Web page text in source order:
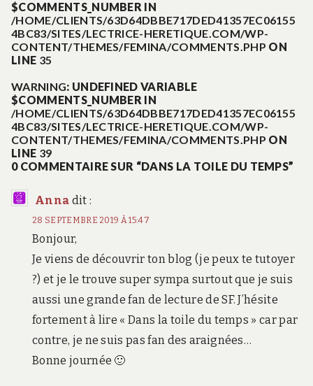
$COMMENTS_NUMBER IN
/HOME/CLIENTS/63D64DBBE717DED41357EC06155
4BC83/SITES/LECTRICE-HERETIQUE.COM/WP-
CONTENT/THEMES/FEMINA/COMMENTS.PHP ON
LINE 35
WARNING: UNDEFINED VARIABLE
$COMMENTS_NUMBER IN
/HOME/CLIENTS/63D64DBBE717DED41357EC06155
4BC83/SITES/LECTRICE-HERETIQUE.COM/WP-
CONTENT/THEMES/FEMINA/COMMENTS.PHP ON
LINE 39
0 COMMENTAIRE SUR “DANS LA TOILE DU TEMPS”
Anna dit :
28 SEPTEMBRE 2019 À 15:47
Bonjour,
Je viens de découvrir ton blog (je peux te tutoyer
?) et je le trouve super sympa surtout que je suis
aussi une grande fan de lecture de SF. J’hésite
fortement à lire « Dans la toile du temps » car par
contre, je ne suis pas fan des araignées…
Bonne journée 🙂